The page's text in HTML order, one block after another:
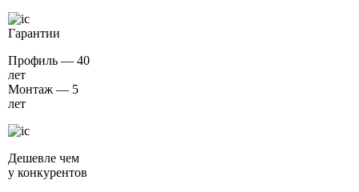
Гарантии
Профиль — 40
лет
Монтаж — 5
лет
Дешевле чем
у конкурентов